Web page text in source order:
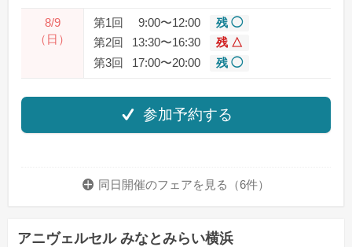
8/9
（日）
第1回 9:00〜12:00
残 ◯
第2回
13:30〜16:30
残 △
第3回
17:00〜20:00 残 ◯
参加予約する
同日開催のフェアを 見る（6件）
アニヴェルセル みなとみらい横浜